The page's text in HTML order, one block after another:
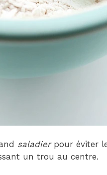
saladierpour éviter
un trou au centre.